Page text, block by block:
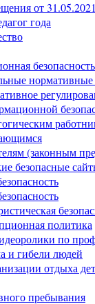
от
года
безопасность
(законным
безопасные
политика
по
и гибели людей
отдыха
пребывания